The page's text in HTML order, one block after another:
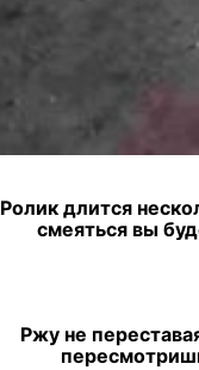
Ролик длится
смеяться вы
Ржу не